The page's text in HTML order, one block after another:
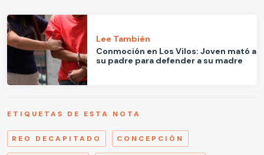
Lee También
Conmoción en Los Vilos: Joven mató a
su padre para defender a su madre
ETIQUETAS DE ESTA NOTA
REO DECAPITADO CONCEPCIÓN